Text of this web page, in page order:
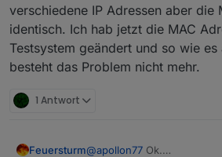
verschiedene IP Adressen aber die
identisch. Ich hab jetzt die MAC
Testsystem geändert und so wie es
besteht das Problem nicht mehr.
1 Antwort
Feuersturm@apollon77 Ok.